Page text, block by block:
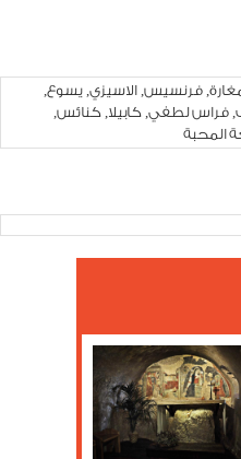
, فرنسيس, الاسيزي, يسوع,
, فراس لطفي, كابيلا, كنائس,
المحبة